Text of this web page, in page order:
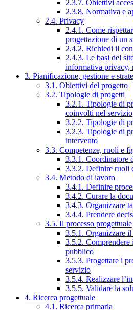
2.3.7. Obiettivi
2.3.8. Normativa e
2.4. Privacy
2.4.1. Come
progettazione di un
2.4.2. Richiedi il
2.4.3. Le basi del
informativa privacy,
3. Pianificazione, gestione e
3.1. Obiettivi del progetto
3.2. Tipologie di progetti
3.2.1. Tipologie di
coinvolti nel servizio
3.2.2. Tipologie di
3.2.3. Tipologie di
intervento
3.3. Competenze, ruoli e
3.3.1. Coordinatore
3.3.2. Definire ruoli
3.4. Metodo di lavoro
3.4.1. Definire
3.4.2. Curare la
3.4.3. Organizzare
3.4.4. Prendere
3.5. Il processo progettuale
3.5.1. Organizzare il
3.5.2. Comprendere
pubblico
3.5.3. Progettare i
servizio
3.5.4. Realizzare
3.5.5. Validare la
4. Ricerca progettuale
4.1. Ricerca primaria